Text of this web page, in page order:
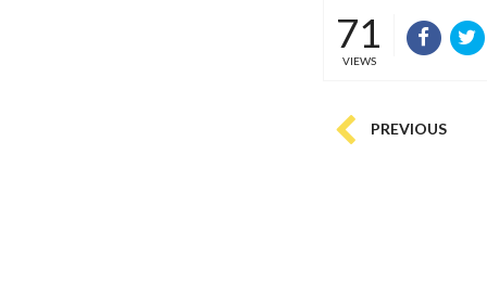
71
VIEWS
PREVIOUS